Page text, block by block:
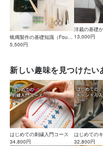
蝋燭製作の基礎知識（Found
ationコース Lesson1）
5,500円
洋裁の基礎
ためのタン
13,000円
新しい趣味を見つけたい
はじめての刺繍入門コース
34,800円
はじめての
ース
32,800円